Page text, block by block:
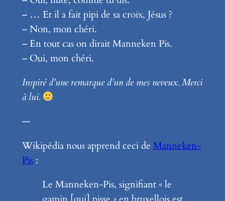
– … Et il a fait pipi de sa croix, Jésus ?
– Non, mon chéri.
– En tout cas on dirait Manneken Pis.
– Oui, mon chéri.
Inspiré d’une remarque d’un de mes neveux. Merci
à lui.
—
Wikipédia nous apprend ceci de Manneken-
Pis:
Le Manneken-Pis, signifiant « le